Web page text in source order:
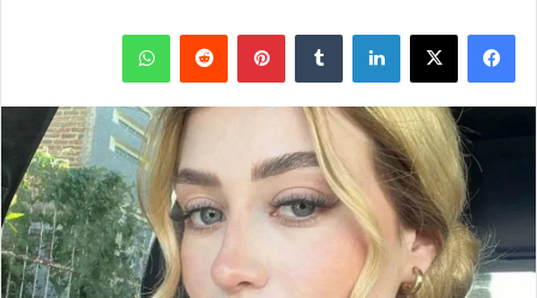
فيسبوك
‫X لينكدإن بينتيريست واتساب